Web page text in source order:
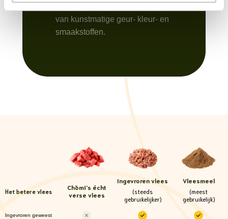
van kunstmatige geur- kleur- en
smaakstoffen.
Het betere vlees
Chōmi's écht
verse vlees
Ingevroren vlees
(steeds
gebruikelijker)
Vleesmeel
(meest
gebruikelijk)
Ingevroren geweest